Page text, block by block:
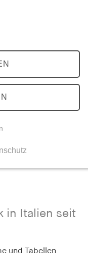
in Italien seit
und Tabellen
eine Webseite
auf sichere
Die Webseite